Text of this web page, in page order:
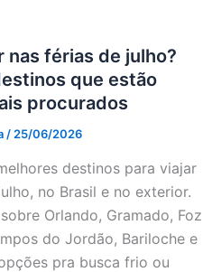
nas férias de julho?
que estão
procurados
/25/06/2026
destinos para viajar
no Brasil e no exterior.
Orlando, Gramado, Foz
do Jordão, Bariloche e
pra busca frio ou